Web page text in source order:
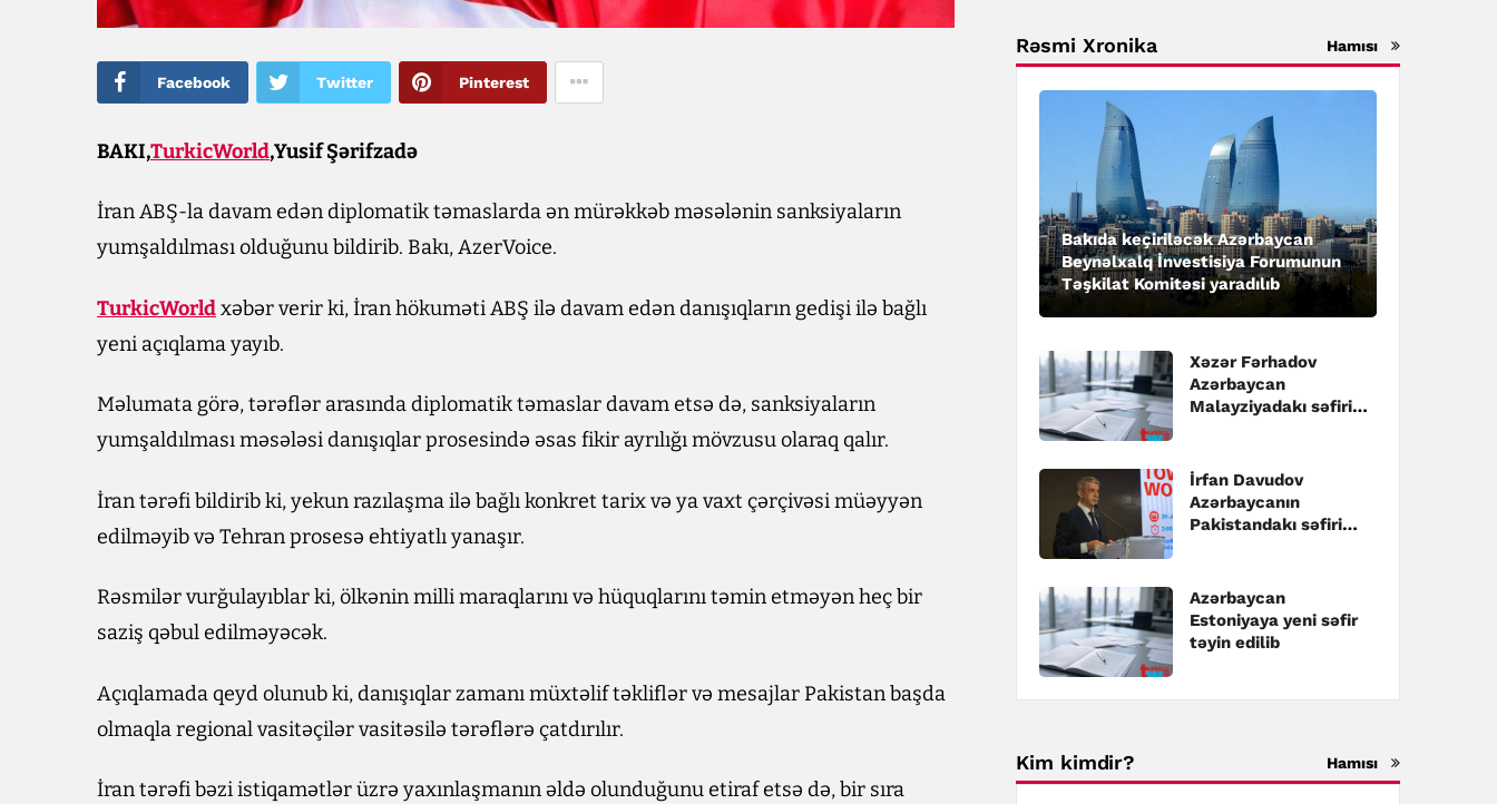
Facebook Twitter Pinterest
BAKI,TurkicWorld,Yusif Şərifzadə
İran ABŞ-la davam edən diplomatik təmaslarda ən mürəkkəb məsələnin sanksiyaların
yumşaldılması olduğunu bildirib. Bakı, AzerVoice.
TurkicWorldxəbər verir ki, İran hökuməti ABŞ ilə davam edən danışıqların gedişi ilə bağlı
yeni açıqlama yayıb.
Məlumata görə, tərəflər arasında diplomatik təmaslar davam etsə də, sanksiyaların
yumşaldılması məsələsi danışıqlar prosesində əsas fikir ayrılığı mövzusu olaraq qalır.
İran tərəfi bildirib ki, yekun razılaşma ilə bağlı konkret tarix və ya vaxt çərçivəsi müəyyən
edilməyib və Tehran prosesə ehtiyatlı yanaşır.
Rəsmilər vurğulayıblar ki, ölkənin milli maraqlarını və hüquqlarını təmin etməyən heç bir
saziş qəbul edilməyəcək.
Açıqlamada qeyd olunub ki, danışıqlar zamanı müxtəlif təkliflər və mesajlar Pakistan başda
olmaqla regional vasitəçilər vasitəsilə tərəflərə çatdırılır.
İran tərəfi bəzi istiqamətlər üzrə yaxınlaşmanın əldə olunduğunu etiraf etsə də, bir sıra
Rəsmi Xronika Hamısı
Bakıda keçiriləcək Azərbaycan
Beynəlxalq İnvestisiya Forumunun
Təşkilat Komitəsi yaradılıb
Xəzər Fərhadov
Azərbaycan
Malayziyadakı səfiri
İrfan Davudov
Azərbaycanın
Pakistandakı səfiri
Azərbaycan
Estoniyaya yeni səfir
təyin edilib
Kim kimdir? Hamısı